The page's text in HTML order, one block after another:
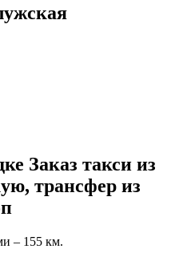
Заказ такси из
трансфер из
– 155 км.